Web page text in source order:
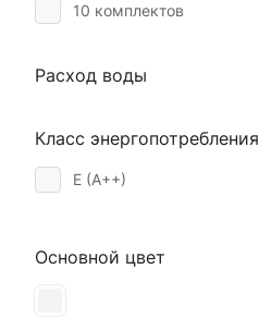
10 комплектов
Расход воды
Класс энергопотребления
E (A++)
Основной цвет